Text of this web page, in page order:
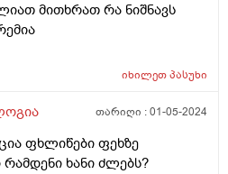
მითხრათ რა ნიშნავს
იხილეთპასუხი
თარიღი :01-05-2024
ფხლიწები ფეხზე
რამდენი ხანი ძლებს?